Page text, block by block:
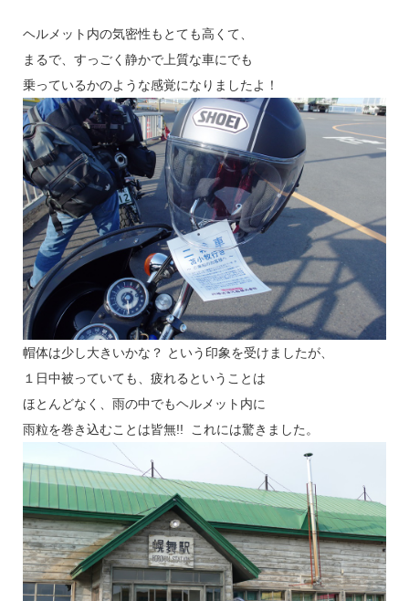
ヘルメット内の気密性もとても高くて、
まるで、すっごく静かで上質な車にでも
乗っているかのような感覚になりましたよ！
帽体は少し大きいかな？ という印象を受けましたが、
１日中被っていても、疲れるということは
ほとんどなく、雨の中でもヘルメット内に
雨粒を巻き込むことは皆無!! これには驚きました。